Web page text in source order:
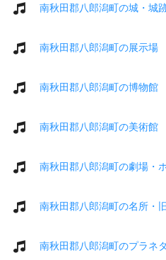
南秋田郡八郎潟町の城・城
南秋田郡八郎潟町の展示場
南秋田郡八郎潟町の博物館
南秋田郡八郎潟町の美術館
南秋田郡八郎潟町の劇場・
南秋田郡八郎潟町の名所・
南秋田郡八郎潟町のプラネ